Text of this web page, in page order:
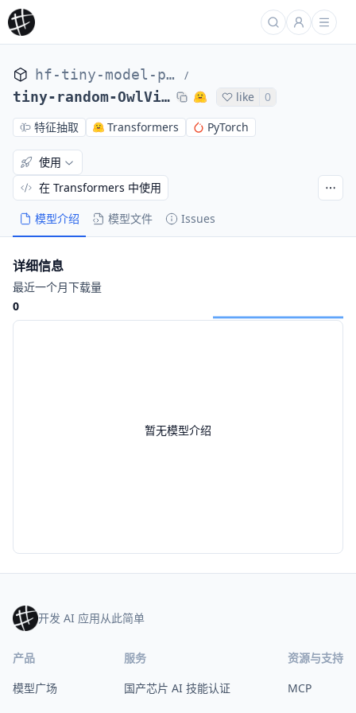
hf-tiny-model-private /
tiny-random-OwlViTModel like
0
特征抽取
Transformers PyTorch
模型介绍 模型文件 Issues
使用
在 Transformers 中使用
暂无模型介绍
详细信息
最近一个月下载量
0
开发 AI 应用从此简单
产品
模型广场
服务
国产芯片 AI 技能认证
资源与支持
MCP